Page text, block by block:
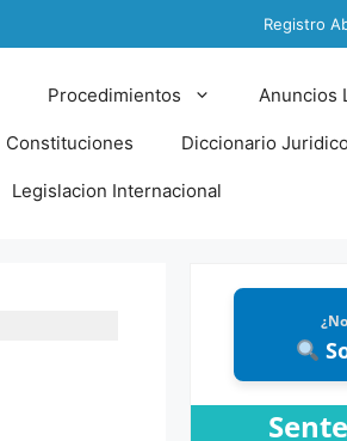
Registro
Procedimientos Anuncios
Constituciones Diccionario Juridico
Legislacion Internacional